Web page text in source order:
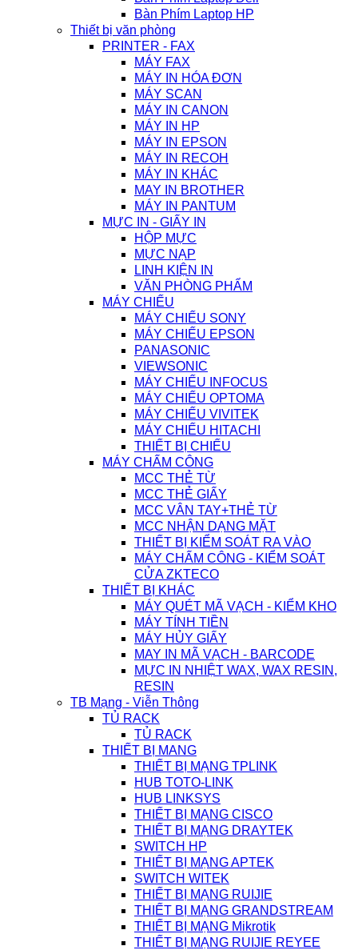
Bàn Phím Laptop HP
Thiết bị văn phòng
PRINTER - FAX
MÁY FAX
MÁY IN HÓA ĐƠN
MÁY SCAN
MÁY IN CANON
MÁY IN HP
MÁY IN EPSON
MÁY IN RECOH
MÁY IN KHÁC
MAY IN BROTHER
MÁY IN PANTUM
MỰC IN - GIẤY IN
HỘP MỰC
MỰC NẠP
LINH KIỆN IN
VĂN PHÒNG PHẨM
MÁY CHIẾU
MÁY CHIẾU SONY
MÁY CHIẾU EPSON
PANASONIC
VIEWSONIC
MÁY CHIẾU INFOCUS
MÁY CHIẾU OPTOMA
MÁY CHIẾU VIVITEK
MÁY CHIẾU HITACHI
THIẾT BỊ CHIẾU
MÁY CHẤM CÔNG
MCC THẺ TỪ
MCC THẺ GIẤY
MCC VÂN TAY+THẺ TỪ
MCC NHẬN DẠNG MẶT
THIẾT BỊ KIỂM SOÁT RA VÀO
MÁY CHẤM CÔNG - KIỂM SOÁT
CỬA ZKTECO
THIẾT BỊ KHÁC
MÁY QUÉT MÃ VẠCH - KIỂM KHO
MÁY TÍNH TIỀN
MÁY HỦY GIẤY
MAY IN MÃ VẠCH - BARCODE
MỰC IN NHIỆT WAX, WAX RESIN,
RESIN
TB Mạng - Viễn Thông
TỦ RACK
TỦ RACK
THIẾT BỊ MANG
THIẾT BỊ MẠNG TPLINK
HUB TOTO-LINK
HUB LINKSYS
THIẾT BỊ MẠNG CISCO
THIẾT BỊ MẠNG DRAYTEK
SWITCH HP
THIẾT BỊ MẠNG APTEK
SWITCH WITEK
THIẾT BỊ MẠNG RUIJIE
THIẾT BỊ MẠNG GRANDSTREAM
THIẾT BỊ MẠNG Mikrotik
THIẾT BỊ MẠNG RUIJIE REYEE